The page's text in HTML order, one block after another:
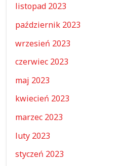
listopad 2023
październik 2023
wrzesień 2023
czerwiec 2023
maj 2023
kwiecień 2023
marzec 2023
luty 2023
styczeń 2023